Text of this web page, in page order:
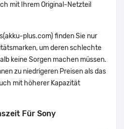
mit Ihrem Original-Netzteil
plus.com) finden Sie nur
um deren schlechte
keine Sorgen machen müssen.
zu niedrigeren Preisen als das
mit höherer Kapazität
Für Sony